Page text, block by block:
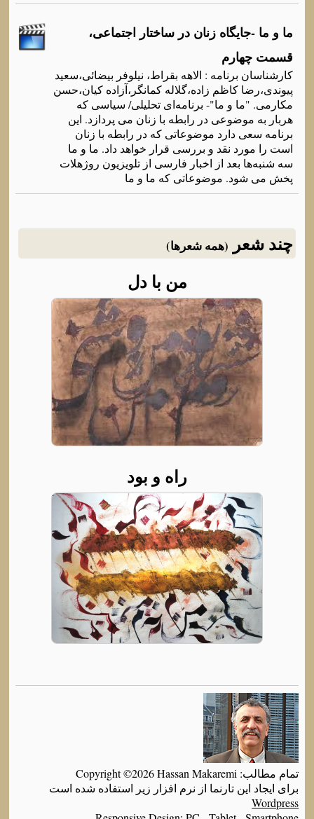
ما و ما -جایگاه‌ زنان در ساختار اجتماعی،
قسمت چهارم
کارشناسان برنامه‌ : الاهه‌ بقراط، نیلوفر بیضائی،سعید
پیوندی،رضا کاظم زاده‌،گلاله‌ کمانگر،آزاده‌ کیان،حسن
مکارمی. "ما و ما"- برنامه‌ای تحلیلی/ سیاسی که‌
هربار به‌ موضوعی در رابطه‌ با زنان می پردازد. این
برنامه‌ سعی دارد موضوعاتی که‌ در رابطه‌ با زنان
است را مورد نقد و بررسی قرار خواهد داد. ما و ما
سه‌ شنبه‌ها بعد از اخبار فارسی از تلویزیون روژهلات
پخش می شود. موضوعاتی که‌ ما و ما
چند شعر (همه شعرها)
من با دل
راه و بود
تمام مطالب: Copyright ©2026 Hassan Makaremi
برای ایجاد این تارنما از نرم افزار زیر استفاده شده است
Wordpress